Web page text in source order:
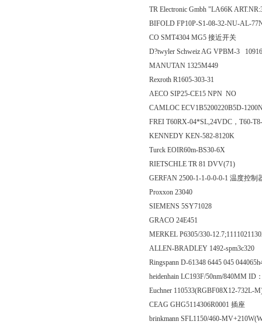
TR Electronic Gmbh "LA66K
BIFOLD FP10P-S1-08-32-NU-AL-
CO SMT4304 MG5 接近开关
D?twyler Schweiz AG VPBM-3
MANUTAN 1325M449
Rexroth R1605-303-31
AECO SIP25-CE15 NPN NO
CAMLOC ECV1B5200220B5D-
FREI T60RX-04*SL,24VDC，T60-
KENNEDY KEN-582-8120K
Turck EOIR60m-BS30-6X
RIETSCHLE TR 81 DVV(71)
GERFAN 2500-1-1-0-0-0-1 温度控制
Proxxon 23040
SIEMENS 5SY71028
GRACO 24E451
MERKEL P6305/330-
ALLEN-BRADLEY 1492-spm3c320
Ringspann D-61348 6445 045
heidenhain LC193F/50nm/840MM ID
Euchner 110533(RGBF08X12-732L-
CEAG GHG5114306R0001 插座
brinkmann SFL1150/460-